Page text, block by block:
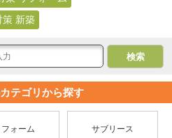
策 新築
テゴリから探す
フォーム サブリース